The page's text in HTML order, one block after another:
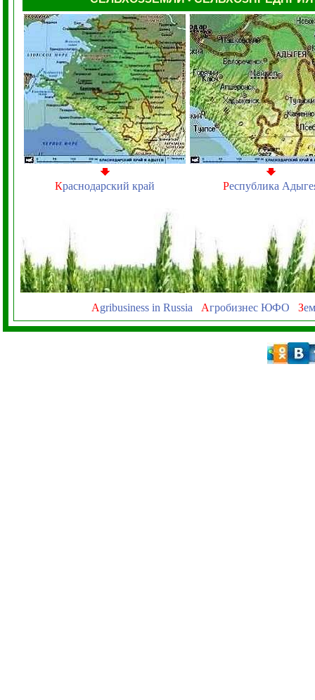
Краснодарский край Республика
Agribusiness in Russia Агробизнес ЮФО З